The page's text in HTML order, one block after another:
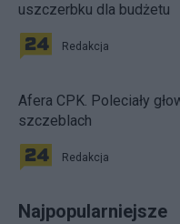
uszczerbku dla budżetu
Redakcja
Afera CPK. Poleciały
szczeblach
Redakcja
Najpopularniejsze